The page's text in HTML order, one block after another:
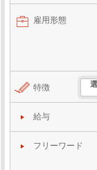
雇用形態
特徴
給与
フリーワード